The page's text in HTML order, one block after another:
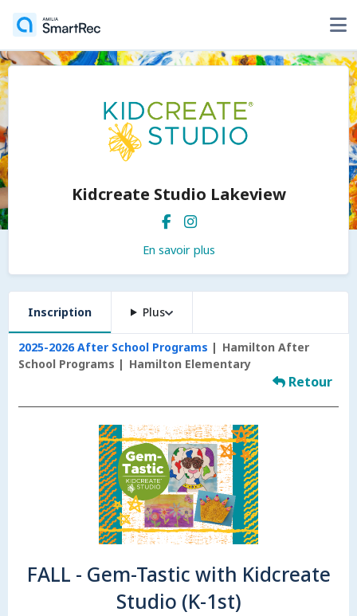
Kidcreate Studio Lakeview
En savoir plus
Inscription Plus
2025-2026 After School Programs
Hamilton After
School Programs
Hamilton Elementary
Retour
FALL - Gem-Tastic with Kidcreate
Studio (K-1st)